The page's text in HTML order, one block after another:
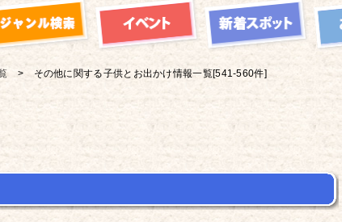
その他に関する子供とお出かけ情報一覧[541-560件]